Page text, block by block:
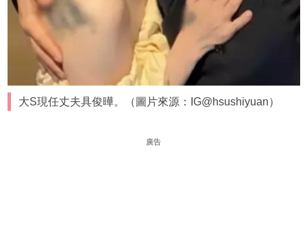
大S現任丈夫具俊曄。（圖片來源：IG@hsushiyuan）
廣告